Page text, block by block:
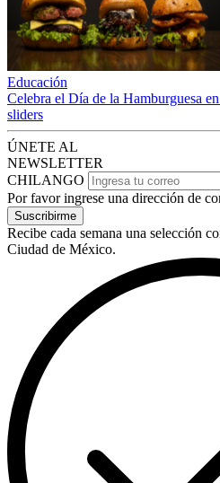
Educación
Celebra el Día de la Hamburguesa
sliders
ÚNETE AL
NEWSLETTER
CHILANGO
Por favor ingrese una dirección de
Suscribirme
Recibe cada semana una selección
Ciudad de México.